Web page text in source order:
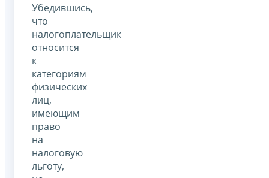
Убедившись,
что
налогоплательщик
относится
к
категориям
физических
лиц,
имеющим
право
на
налоговую
льготу,